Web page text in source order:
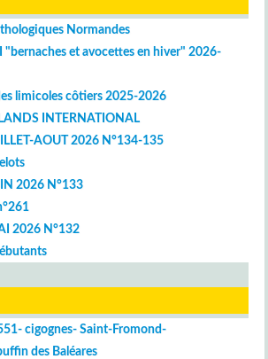
Normandes
"bernaches et avocettes en hiver" 2026-
limicoles côtiers 2025-2026
INTERNATIONAL
AOUT 2026 N°134-135
2026 N°133
2026 N°132
cigognes- Saint-Fromond-
des Baléares